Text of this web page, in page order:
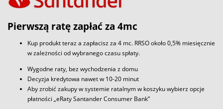
Pierwszą ratę zapłać za 4mc
Kup produkt teraz a zapłacisz za 4 mc. RRSO około 0,5% miesięcznie
w zależności od wybranego czasu spłaty.
Wygodne raty, bez wychodzenia z domu
Decyzja kredytowa nawet w 10-20 minut
Aby zrobić zakupy w systemie ratalnym w koszyku wybierz opcje
płatności „eRaty Santander Consumer Bank”